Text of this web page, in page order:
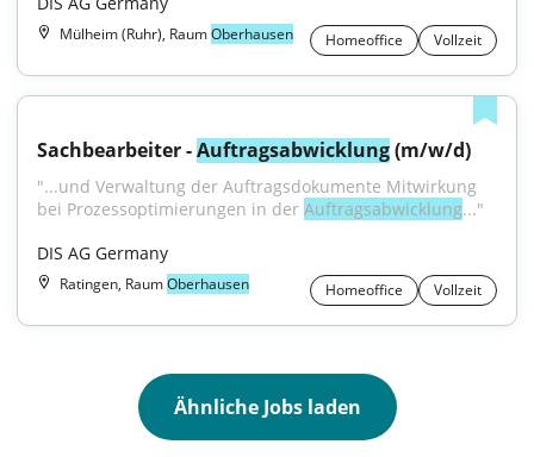
Mülheim (Ruhr), RaumOberhausen Homeoffice Vollzeit
Sachbearbeiter - Auftragsabwicklung (m/w/d)
"...und Verwaltung der Auftragsdokumente Mitwirkung
bei Prozessoptimierungen in der Auftragsabwicklung..."
DIS AG Germany
Ratingen, RaumOberhausen Homeoffice Vollzeit
Ähnliche Jobs laden